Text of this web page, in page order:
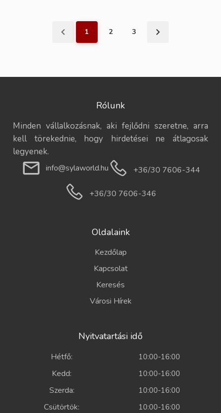
1 2 3
Rólunk
Minden vállalkozásnak, aki fejlődni szeretne, arra
kell törekednie, hogy hirdetései ne átlagosak
legyenek.
info@sylaworld.hu +36/30 7606-344
+36/30 7606-346
Oldalaink
Kezdőlap
Kapcsolat
Keresés
Városi Hírek
Nyitvatartási idő
Hétfő: 10:00-16:00
Kedd: 10:00-16:00
Szerda: 10:00-16:00
Csütörtök: 10:00-16:00